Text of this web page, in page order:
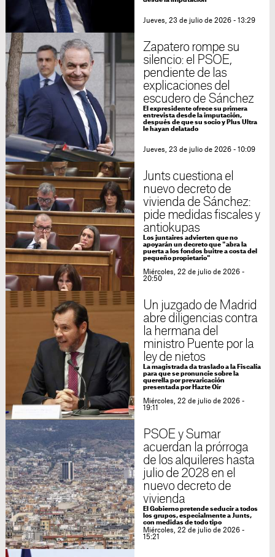
Jueves, 23 de julio de 2026 - 13:29
Zapatero rompe su
silencio: el PSOE,
pendiente de las
explicaciones del
escudero de Sánchez
El expresidente ofrece su primera
entrevista desde la imputación,
después de que su socio y Plus Ultra
le hayan delatado
Jueves, 23 de julio de 2026 - 10:09
Junts cuestiona el
nuevo decreto de
vivienda de Sánchez:
pide medidas fiscales y
antiokupas
Los juntaires advierten que no
apoyarán un decreto que "abra la
puerta a los fondos buitre a costa del
pequeño propietario"
Miércoles, 22 de julio de 2026 -
20:50
Un juzgado de Madrid
abre diligencias contra
la hermana del
ministro Puente por la
ley de nietos
La magistrada da traslado a la Fiscalía
para que se pronuncie sobre la
querella por prevaricación
presentada por Hazte Oír
Miércoles, 22 de julio de 2026 -
19:11
PSOE y Sumar
acuerdan la prórroga
de los alquileres hasta
julio de 2028 en el
nuevo decreto de
vivienda
El Gobierno pretende seducir a todos
los grupos, especialmente a Junts,
con medidas de todo tipo
Miércoles, 22 de julio de 2026 -
15:21